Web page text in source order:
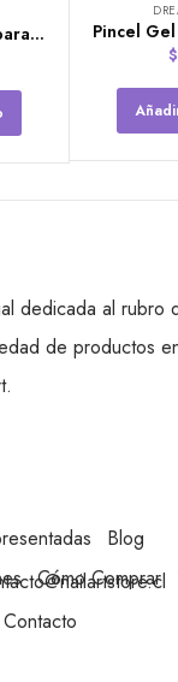
Pincel 100% sable para gel Nail Factory
$
dedicada al rubro
de productos
Blog
Cómo Comprar
Contacto